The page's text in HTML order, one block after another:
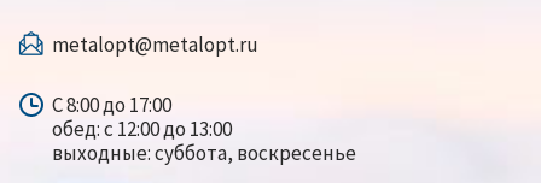
metalopt@metalopt.ru
С 8:00 до 17:00
обед: с 12:00 до 13:00
выходные: суббота, воскресенье